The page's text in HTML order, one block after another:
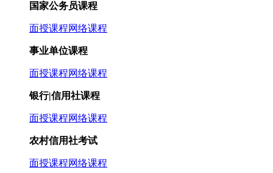
国家公务员课程
面授课程网络课程
事业单位课程
面授课程网络课程
银行|信用社课程
面授课程网络课程
农村信用社考试
面授课程网络课程